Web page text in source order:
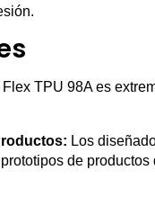
TPU 98A es
Los
de